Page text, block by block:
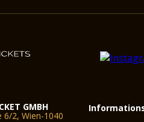
GMBH
6/2, Wien-1040